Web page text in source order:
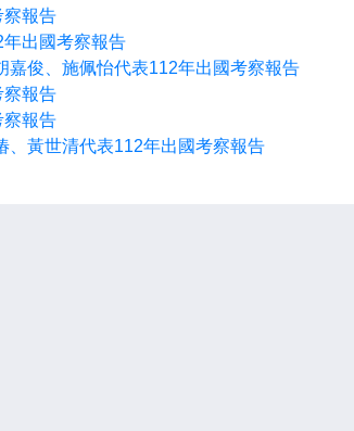
察報告
出國考察報告
嘉俊、施佩怡代表112年出國考察報告
察報告
察報告
、黃世清代表112年出國考察報告